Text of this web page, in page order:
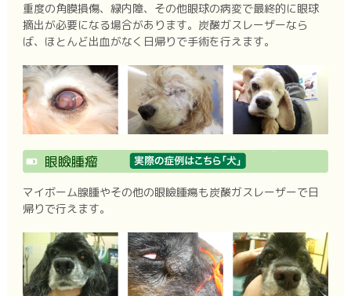
重度の角膜損傷、緑内障、その他眼球の病変で最終的に眼球
摘出が必要になる場合があります。炭酸ガスレーザーなら
ば、ほとんど出血がなく日帰りで手術を行えます。
眼瞼腫瘤
マイボーム腺腫やその他の眼瞼腫瘍も炭酸ガスレーザーで日
帰りで行えます。